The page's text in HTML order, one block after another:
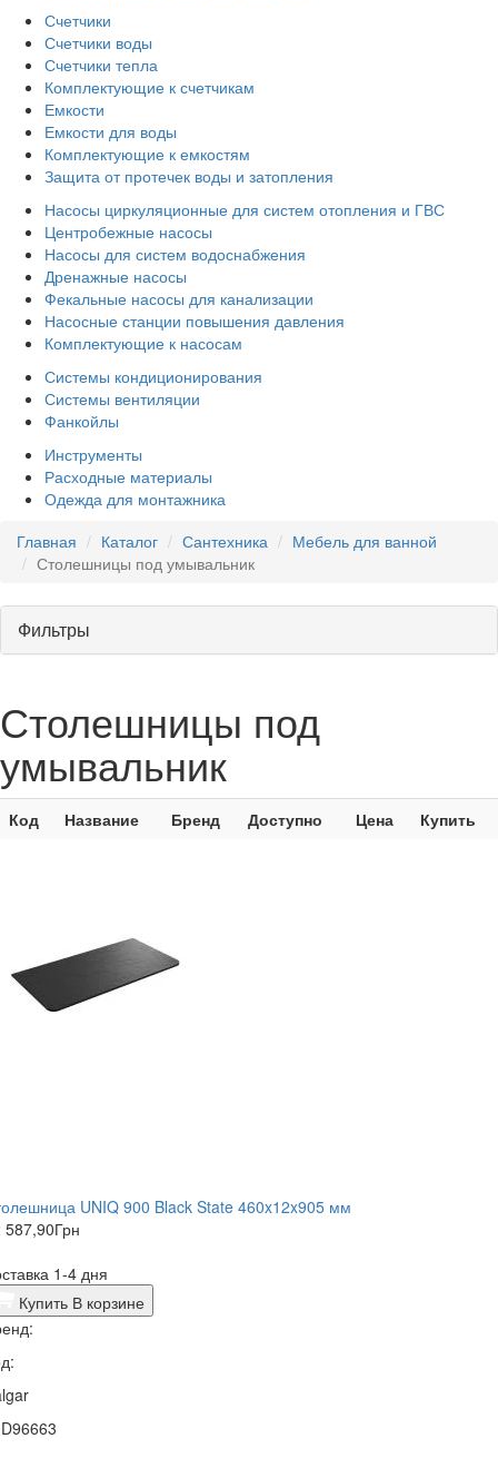
Счетчики
Счетчики воды
Счетчики тепла
Комплектующие к счетчикам
Емкости
Емкости для воды
Комплектующие к емкостям
Защита от протечек воды и затопления
Насосы циркуляционные для систем отопления и ГВС
Центробежные насосы
Насосы для систем водоснабжения
Дренажные насосы
Фекальные насосы для канализации
Насосные станции повышения давления
Комплектующие к насосам
Системы кондиционирования
Системы вентиляции
Фанкойлы
Инструменты
Расходные материалы
Одежда для монтажника
Главная
Каталог Сантехника
Мебель для ванной
Столешницы под умывальник
Фильтры
Столешницы под
умывальник
Код Название Бренд Доступно Цена Купить
UNIQ 900 Black State 460x12x905 мм
587,90Грн
1-4 дня
Купить В корзине